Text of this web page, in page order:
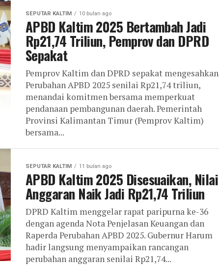
SEPUTAR KALTIM 10 bulan ago
APBD Kaltim 2025 Bertambah Jadi
Rp21,74 Triliun, Pemprov dan DPRD
Sepakat
Pemprov Kaltim dan DPRD sepakat mengesahkan
Perubahan APBD 2025 senilai Rp21,74 triliun,
menandai komitmen bersama memperkuat
pendanaan pembangunan daerah. Pemerintah
Provinsi Kalimantan Timur (Pemprov Kaltim)
bersama...
SEPUTAR KALTIM 11 bulan ago
APBD Kaltim 2025 Disesuaikan, Nilai
Anggaran Naik Jadi Rp21,74 Triliun
DPRD Kaltim menggelar rapat paripurna ke-36
dengan agenda Nota Penjelasan Keuangan dan
Raperda Perubahan APBD 2025. Gubernur Harum
hadir langsung menyampaikan rancangan
perubahan anggaran senilai Rp21,74...